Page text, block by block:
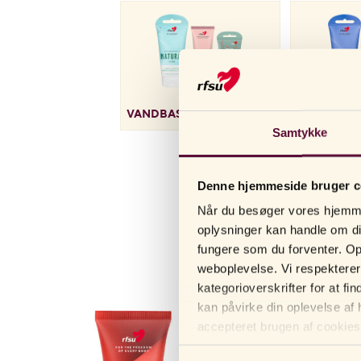
Samtykke
Denne hjemmeside bruger
Når du besøger vores
oplysninger kan handle om
fungere som du forventer.
weboplevelse. Vi
kategorioverskrifter for at
kan påvirke din oplevelse
accepteret brugen af
brugen af sexlegetøj
en skånsom hydrering
Sex kan nogle gange
består af glidecremer,
foretrækker en mere
silikonebaseret
FIND DEN
Hvis du er i
er specielt udviklet til
VANDBASERET GLIDECREME